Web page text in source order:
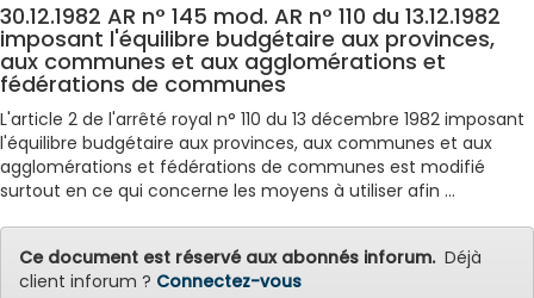
30.12.1982 AR n° 145 mod. AR n° 110 du 13.12.1982
imposant l'équilibre budgétaire aux provinces,
aux communes et aux agglomérations et
fédérations de communes
L'article 2 de l'arrêté royal n° 110 du 13 décembre 1982 imposant
l'équilibre budgétaire aux provinces, aux communes et aux
agglomérations et fédérations de communes est modifié
surtout en ce qui concerne les moyens à utiliser afin ...
Ce document est réservé aux abonnés inforum.Déjà
client inforum ? Connectez-vous